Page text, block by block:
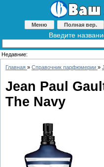
Меню Полная вер.
Введите
Недавние:
Главная » Справочник парфюмерии »
Jean Paul
The Navy